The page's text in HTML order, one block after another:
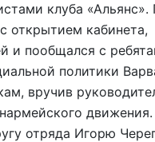
клуба «Альянс».
открытием кабинета,
и пообщался с
политики
вручив
отряда Игорю